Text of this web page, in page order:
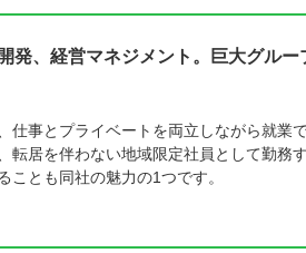
発、経営マネジメント。巨大グルー
仕事とプライベートを両立しながら就業
居を伴わない地域限定社員として勤務
とも同社の魅力の1つです。